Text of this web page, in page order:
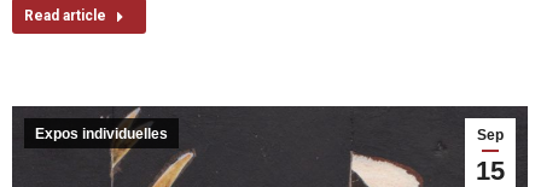
Read article
Sep
15
Expos individuelles